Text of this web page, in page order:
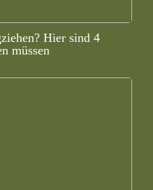
Hier sind 4
müssen